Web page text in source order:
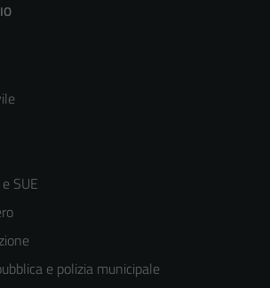
SUE
e polizia municipale